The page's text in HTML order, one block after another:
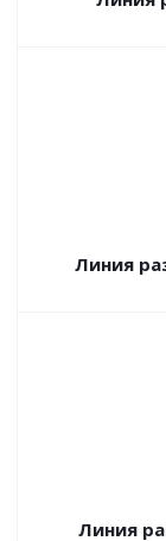
Линия
Линия